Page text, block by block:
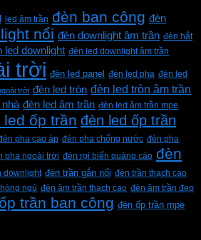
led âm trần đèn ban công đèn
nổi đèn downlight âm trần đèn hắt
led downlight đèn led downlight âm trần
trời đèn led panel đèn led pha đèn led
trời đèn led tròn đèn led tròn âm trần
đèn led âm trần đèn led âm trần mpe
led ốp trần đèn led ốp trần
pha cao áp đèn pha chống nước đèn pha
pha ngoài trời đèn rọi biển quảng cáo đèn
downlight đèn trần gắn nổi đèn trần thạch cao
ngủ đèn âm trần thạch cao đèn âm trần đẹp
trần ban công đèn ốp trần mpe